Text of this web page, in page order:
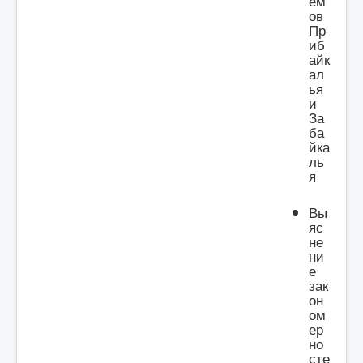
ов
Пр
иб
айк
ал
ья
и
За
ба
йка
ль
я
Вы
яс
не
ни
е
зак
он
ом
ер
но
сте